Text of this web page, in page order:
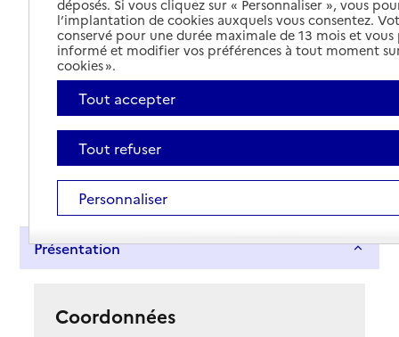
Tout déplier
Présentation
Coordonnées
déposés. Si vous cliquez sur « Personnaliser », vous
l’implantation de cookies auxquels vous consentez.
conservé pour une durée maximale de 13 mois et
informé et modifier vos préférences à tout moment
cookies ».
Tout accepter
Tout refuser
Personnaliser